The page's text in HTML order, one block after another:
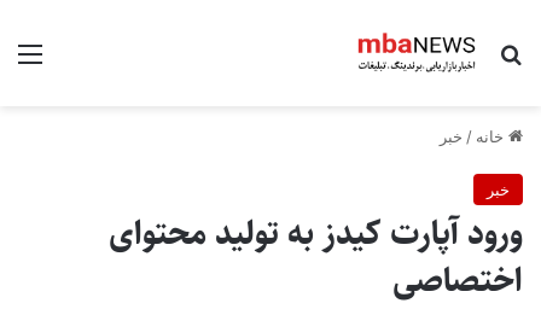
جستجو برای
خانه / خبر
خبر
ورود آپارت کیدز به تولید محتوای
اختصاصی